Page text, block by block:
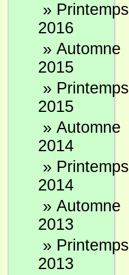
» Printemps
2016
» Automne
2015
» Printemps
2015
» Automne
2014
» Printemps
2014
» Automne
2013
» Printemps
2013